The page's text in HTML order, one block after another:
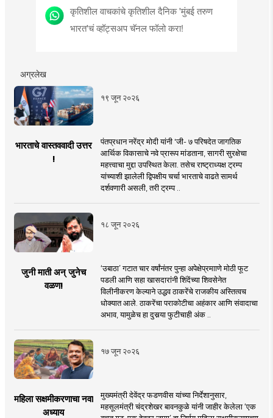
कृतिशील वाचकांचे कृतिशील दैनिक 'मुंबई तरुण
भारत'चं व्हॉट्सअप चॅनल फॉलो करा!
अग्रलेख
१९ जून २०२६
भारताचे वास्तववादी उत्तर
!
पंतप्रधान नरेंद्र मोदी यांनी 'जी- ७ परिषदेत जागतिक
आर्थिक विकासाचे नवे प्रारूप मांडताना, सागरी सुरक्षेचा
महत्त्वाचा मुद्दा उपस्थित केला. तसेच राष्ट्राध्यक्ष ट्रम्प
यांच्याशी झालेली द्विपक्षीय चर्चा भारताचे वाढते सामर्थ
दर्शवणारी असली, तरी ट्रम्प ..
१८ जून २०२६
जुनी माती अन् जुनेच
वळण!
‘उबाठा’ गटात चार वर्षांनंतर पुन्हा अपेक्षेप्रमााणे मोठी फूट
पडली आणि सहा खासदारांनी शिंदेंच्या शिवसेनेत
विलीनीकरण केल्याने उद्धव ठाकरेंचे राजकीय अस्तित्वच
धोक्यात आले. ठाकरेंचा पराकोटीचा अहंकार आणि संवादाचा
अभाव, यामुळेच हा दुसर्‍या फुटीचाही अंक ..
१७ जून २०२६
महिला सक्षमीकरणाचा नवा
अध्याय
मुख्यमंत्री देवेंद्र फडणवीस यांच्या निर्देशानुसार,
महसूलमंत्री चंद्रशेखर बावनकुळे यांनी जाहीर केलेला ‘एक